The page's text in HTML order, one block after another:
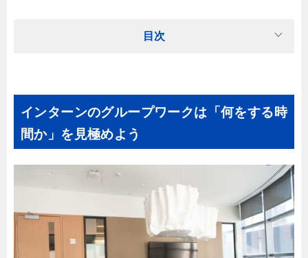
目次
インターンのグループワークは「何をする時
間か」を見極めよう